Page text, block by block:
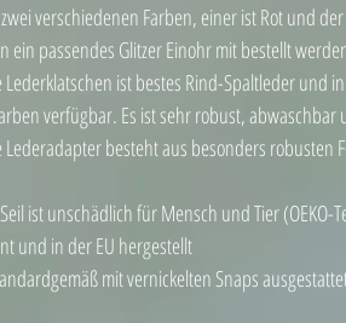
verschiedenen Farben, einer ist Rot und
ein passendes Glitzer Einohr mit bestellt
Lederklatschen ist bestes Rind-Spaltleder und
verfügbar. Es ist sehr robust, abwaschbar
Lederadapter besteht aus besonders robusten
ist unschädlich für Mensch und Tier
und in der EU hergestellt
mit vernickelten Snaps